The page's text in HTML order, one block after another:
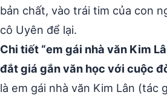
bản chất, vào trái tim của con
cô Uyên để lại.
Chi tiết “em gái nhà văn Kim
đắt giá gắn văn học với cuộc
là em gái nhà văn Kim Lân (tác